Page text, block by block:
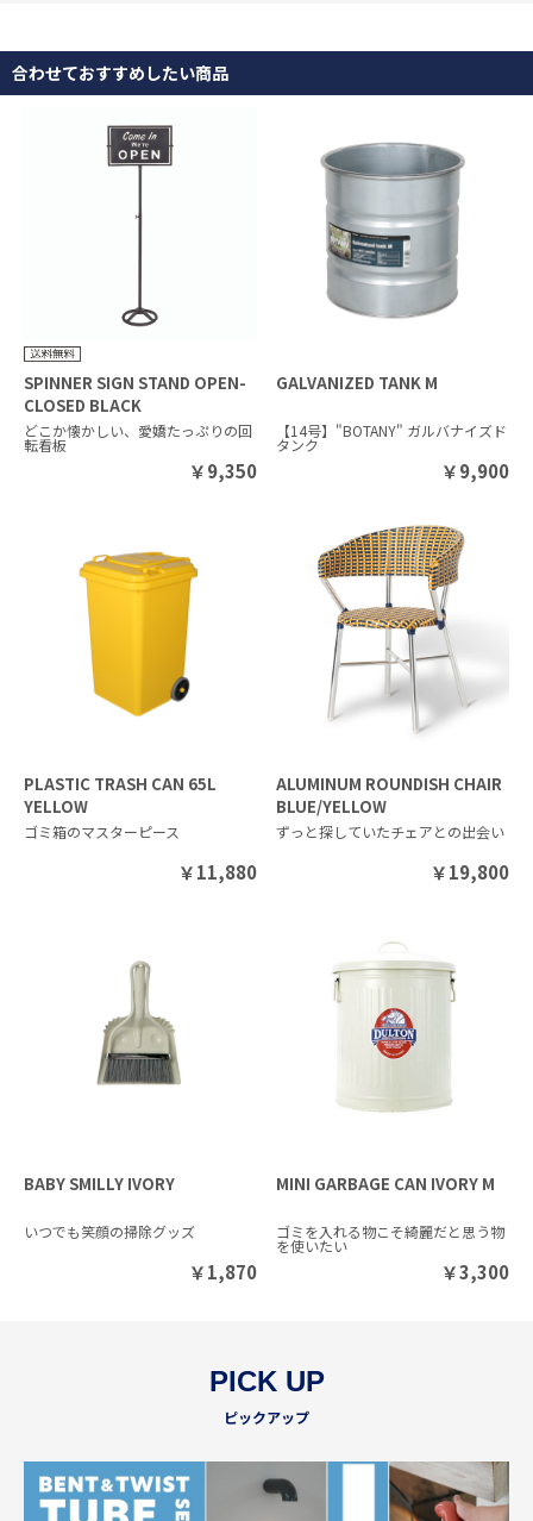
合わせておすすめしたい商品
SPINNER SIGN STAND OPEN-
CLOSED BLACK
どこか懐かしい、愛嬌たっぷりの回
転看板
￥9,350
GALVANIZED TANK M
【14号】"BOTANY" ガルバナイズド
タンク
￥9,900
PLASTIC TRASH CAN 65L
YELLOW
ゴミ箱のマスターピース
￥11,880
ALUMINUM ROUNDISH CHAIR
BLUE/YELLOW
ずっと探していたチェアとの出会い
￥19,800
BABY SMILLY IVORY
いつでも笑顔の掃除グッズ
￥1,870
MINI GARBAGE CAN IVORY M
ゴミを入れる物こそ綺麗だと思う物
を使いたい
￥3,300
PICK UP
ピックアップ